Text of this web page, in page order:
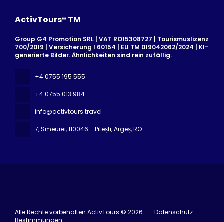
ActivTours® TM
Group G4 Promotion SRL | VAT RO15308727 | Tourismuslizenz
700/2019 | Versicherung I 60154 | EU TM 019042062/2024 | KI-
generierte Bilder. Ähnlichkeiten sind rein zufällig.
+4 0755 195 555
+4 0755 013 984
info@activtours.travel
7, Smeurei, 110046 - Pitești, Argeș, RO
Alle Rechte vorbehalten ActivTours © 2026
Datenschutz-
Bestimmungen